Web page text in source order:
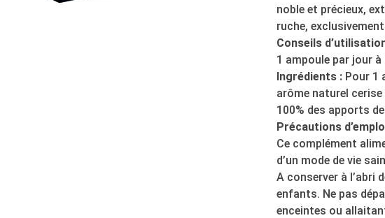
noble et précieux,
ruche,
Conseils
1 ampoule par jour à
Ingrédients :Pour 1
arôme naturel
100% des apports
Précautions
Ce complément
d’un mode de vie
A conserver à l’abri
enfants. Ne pas
enceintes ou